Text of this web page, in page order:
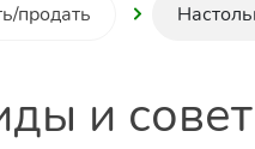
продать
и